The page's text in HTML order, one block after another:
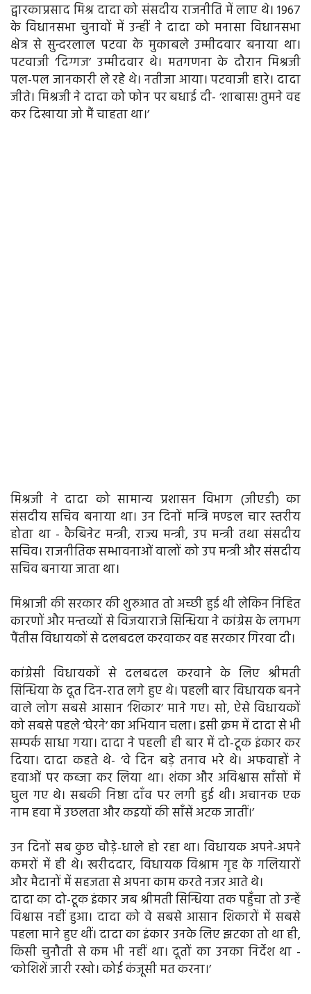
द्वारकाप्रसाद मिश्र दादा को संसदीय राजनीति में लाए थे। 1967
के विधानसभा चुनावों में उन्हीं ने दादा को मनासा विधानसभा
क्षेत्र से सुन्दरलाल पटवा के मुकाबले उम्मीदवार बनाया था।
पटवाजी ‘दिग्गज’ उम्मीदवार थे। मतगणना के दौरान मिश्रजी
पल-पल जानकारी ले रहे थे। नतीजा आया। पटवाजी हारे। दादा
जीते। मिश्रजी ने दादा को फोन पर बधाई दी- ‘शाबास! तुमने वह
कर दिखाया जो मैं चाहता था।’
मिश्रजी ने दादा को सामान्य प्रशासन विभाग (जीएडी) का
संसदीय सचिव बनाया था। उन दिनों मन्त्रि मण्डल चार स्तरीय
होता था - कैबिनेट मन्त्री, राज्य मन्त्री, उप मन्त्री तथा संसदीय
सचिव। राजनीतिक सम्भावनाओं वालों को उप मन्त्री और संसदीय
सचिव बनाया जाता था।
मिश्राजी की सरकार की शुरुआत तो अच्छी हुई थी लेकिन निहित
कारणों और मन्तव्यों से विजयाराजे सिन्धिया ने कांग्रेस के लगभग
पैंतीस विधायकों से दलबदल करवाकर वह सरकार गिरवा दी।
कांग्रेसी विधायकों से दलबदल करवाने के लिए श्रीमती
सिन्धिया के दूत दिन-रात लगे हुए थे। पहली बार विधायक बनने
वाले लोग सबसे आसान ‘शिकार’ माने गए। सो, ऐसे विधायकों
को सबसे पहले ‘घेरने’ का अभियान चला। इसी क्रम में दादा से भी
सम्पर्क साधा गया। दादा ने पहली ही बार में दो-टूक इंकार कर
दिया। दादा कहते थे- ‘वे दिन बड़े तनाव भरे थे। अफवाहों ने
हवाओं पर कब्जा कर लिया था। शंका और अविश्वास साँसों में
घुल गए थे। सबकी निष्ठा दाँव पर लगी हुई थी। अचानक एक
नाम हवा में उछलता और कइयों की साँसें अटक जातीं।’
उन दिनों सब कुछ चौड़े-धाले हो रहा था। विधायक अपने-अपने
कमरों में ही थे। खरीददार, विधायक विश्राम गृह के गलियारों
और मैदानों में सहजता से अपना काम करते नजर आते थे।
दादा का दो-टूक इंकार जब श्रीमती सिन्धिया तक पहुँचा तो उन्हें
विश्वास नहीं हुआ। दादा को वे सबसे आसान शिकारों में सबसे
पहला माने हुए थीं। दादा का इंकार उनके लिए झटका तो था ही,
किसी चुनौती से कम भी नहीं था। दूतों का उनका निर्देश था -
‘कोशिशें जारी रखो। कोई कंजूसी मत करना।’